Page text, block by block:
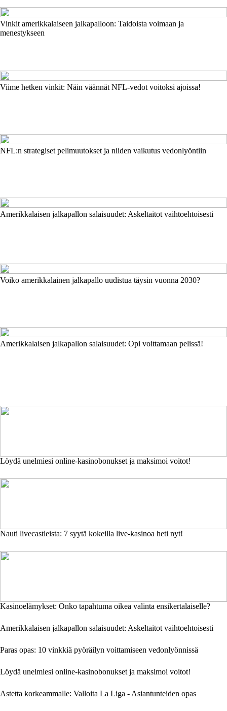
Vinkit amerikkalaiseen jalkapalloon: Taidoista voimaan ja
menestykseen
Viime hetken vinkit: Näin väännät NFL-vedot voitoksi ajoissa!
NFL:n strategiset pelimuutokset ja niiden vaikutus vedonlyöntiin
Amerikkalaisen jalkapallon salaisuudet: Askeltaitot vaihtoehtoisesti
Voiko amerikkalainen jalkapallo uudistua täysin vuonna 2030?
Amerikkalaisen jalkapallon salaisuudet: Opi voittamaan pelissä!
Löydä unelmiesi online-kasinobonukset ja maksimoi voitot!
Nauti livecastleista: 7 syytä kokeilla live-kasinoa heti nyt!
Kasinoelämykset: Onko tapahtuma oikea valinta ensikertalaiselle?
Amerikkalaisen jalkapallon salaisuudet: Askeltaitot vaihtoehtoisesti
Paras opas: 10 vinkkiä pyöräilyn voittamiseen vedonlyönnissä
Löydä unelmiesi online-kasinobonukset ja maksimoi voitot!
Astetta korkeammalle: Valloita La Liga - Asiantunteiden opas